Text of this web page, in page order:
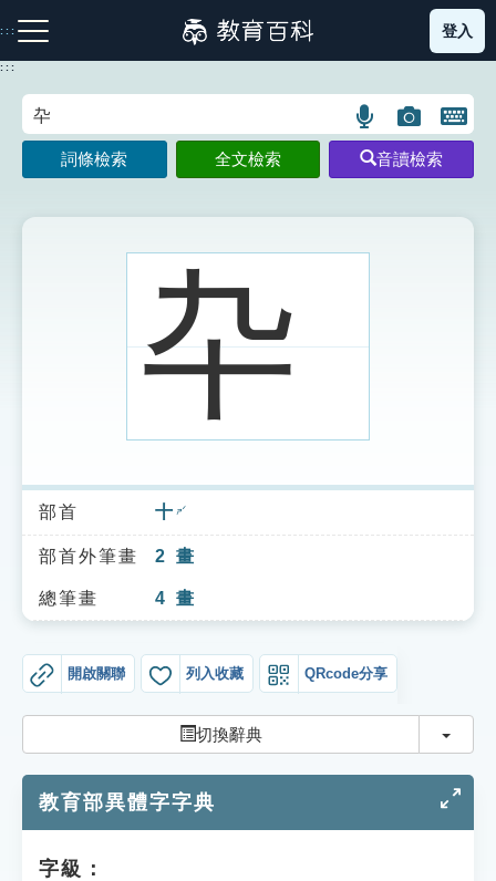
到
主
:::
注音索引圖示 筆畫索引圖示 部首索引表圖示
索引選單
知識索引
單字索引
貓頭鷹博士
登入
:::
語
言
搜
示
圖
片
搜
開
鍵
圖
詞條檢索 全文檢索 音讀檢索
卆
部首 十 ㄕˊ
部首外筆畫 2 畫
總筆畫 4 畫
開啟關聯 列入收藏 QRcode分享
切換辭典 切換
教育部異體字字典
字級：